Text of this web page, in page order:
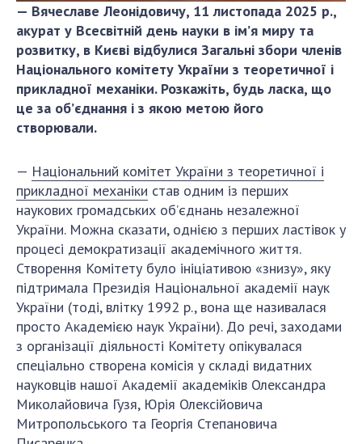
МІЖНАРОДНЕ СПІВРОБІТНИЦТВО
Членство в міжнародних організаціях
Міжнародні угоди
Міжнародні програми та конкурси
ДОКУМЕНТИ
Нормативні акти НАН України
Державний бюджет НАН України
Вибори до складу НАН України
Бланки документів
НОВИНИ
ЗАСІДАННЯ ПРЕЗИДІЇ НАН УКРАЇНИ
НАУКОВІ ВИДАННЯ
МЕДІА ПРО НАС
АКАДЕМІЯ КОМЕНТУЄ
— Вячеславе Леонідовичу, 11 листопада 2025 р.,
акурат у Всесвітній день науки в ім’я миру та
розвитку, в Києві відбулися Загальні збори членів
Національного комітету України з теоретичної і
прикладної механіки. Розкажіть, будь ласка, що
це за об’єднання і з якою метою його
створювали.
— Національний комітет України з теоретичної і
прикладної механіки став одним із перших
наукових громадських об’єднань незалежної
України. Можна сказати, однією з перших ластівок у
процесі демократизації академічного життя.
Створення Комітету було ініціативою «знизу», яку
підтримала Президія Національної академії наук
України (тоді, влітку 1992 р., вона ще називалася
просто Академією наук України). До речі, заходами
з організації діяльності Комітету опікувалася
спеціально створена комісія у складі видатних
науковців нашої Академії академіків Олександра
Миколайовича Гузя, Юрія Олексійовича
Митропольського та Георгія Степановича